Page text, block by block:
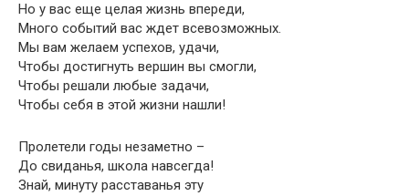
Но у вас еще целая жизнь впереди,
Много событий вас ждет всевозможных.
Мы вам желаем успехов, удачи,
Чтобы достигнуть вершин вы смогли,
Чтобы решали любые задачи,
Чтобы себя в этой жизни нашли!
Пролетели годы незаметно –
До свиданья, школа навсегда!
Знай, минуту расставанья эту